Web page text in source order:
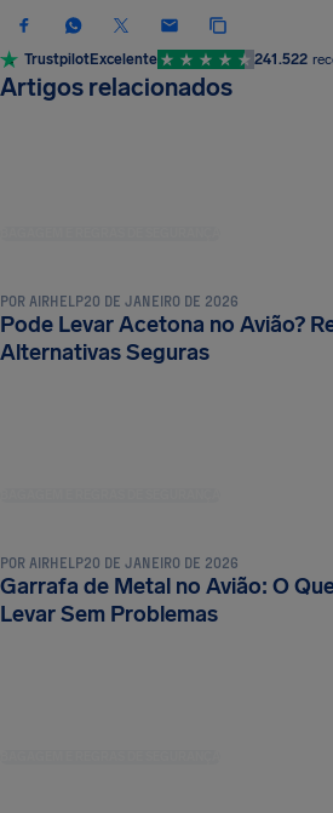
TrustpilotExcelente 241.522
Artigos relacionados
POR AIRHELP20 DE JANEIRO DE 2026
Pode Levar Acetona no Avião?
Alternativas Seguras
POR AIRHELP20 DE JANEIRO DE 2026
Garrafa de Metal no Avião: O
Levar Sem Problemas